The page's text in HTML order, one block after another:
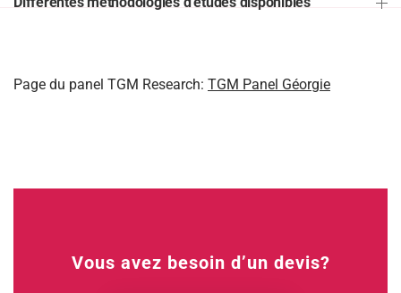
Page du panel TGM Research: TGM Panel Géorgie
Vous avez besoin d’un devis?